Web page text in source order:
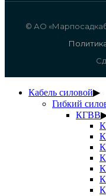
© АО
Кабель силовой▶
Гибкий
КГВВ